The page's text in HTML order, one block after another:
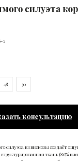
силуэта
1
48 50
консультацию
силуэта из вискозы создаёт
ткань (86%